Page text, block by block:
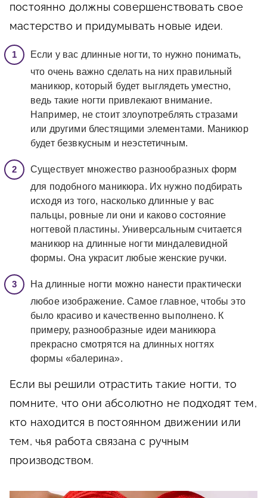
постоянно должны совершенствовать свое
мастерство и придумывать новые идеи.
Если у вас длинные ногти, то нужно понимать,
что очень важно сделать на них правильный
маникюр, который будет выглядеть уместно,
ведь такие ногти привлекают внимание.
Например, не стоит злоупотреблять стразами
или другими блестящими элементами. Маникюр
будет безвкусным и неэстетичным.
Существует множество разнообразных форм
для подобного маникюра. Их нужно подбирать
исходя из того, насколько длинные у вас
пальцы, ровные ли они и каково состояние
ногтевой пластины. Универсальным считается
маникюр на длинные ногти миндалевидной
формы. Она украсит любые женские ручки.
На длинные ногти можно нанести практически
любое изображение. Самое главное, чтобы это
было красиво и качественно выполнено. К
примеру, разнообразные идеи маникюра
прекрасно смотрятся на длинных ногтях
формы «балерина».
Если вы решили отрастить такие ногти, то
помните, что они абсолютно не подходят тем,
кто находится в постоянном движении или
тем, чья работа связана с ручным
производством.